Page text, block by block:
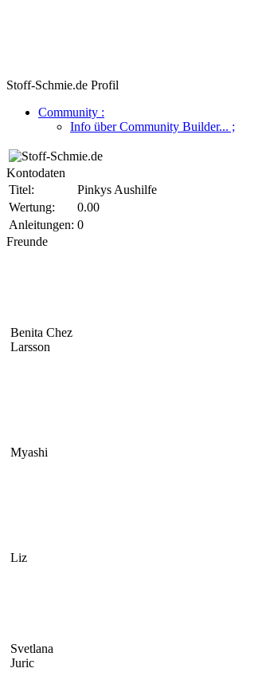
Stoff-Schmie.de Profil
Community :
Info über Community Builder... ;
Kontodaten
Titel:
Pinkys Aushilfe
Wertung:
0.00
Anleitungen: 0
Freunde
Benita Chez
Larsson
Myashi
Liz
Svetlana
Juric